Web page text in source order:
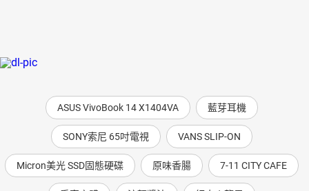
ASUS VivoBook 14 X1404VA 藍芽耳機
SONY索尼 65吋電視 VANS SLIP-ON
Micron美光 SSD固態硬碟 原味香腸 7-11 CITY CAFE